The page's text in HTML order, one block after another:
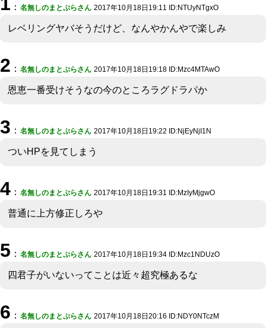
： 名無しのまとぷらさん 2017年10月18日19:11 ID:NTUyNTgxO
レベリングヤバそうだけど、なんやかんやで楽しみ
2 ： 名無しのまとぷらさん 2017年10月18日19:18 ID:Mzc4MTAwO
恩恵一番受けそうなの今のところラグドラパか
3 ： 名無しのまとぷらさん 2017年10月18日19:22 ID:NjEyNjI1N
ついHPを見てしまう
4 ： 名無しのまとぷらさん 2017年10月18日19:31 ID:MzIyMjgwO
普通に上方修正しろや
5 ： 名無しのまとぷらさん 2017年10月18日19:34 ID:Mzc1NDUzO
四君子がいないってことは近々超究極あるな
6 ： 名無しのまとぷらさん 2017年10月18日20:16 ID:NDY0NTczM